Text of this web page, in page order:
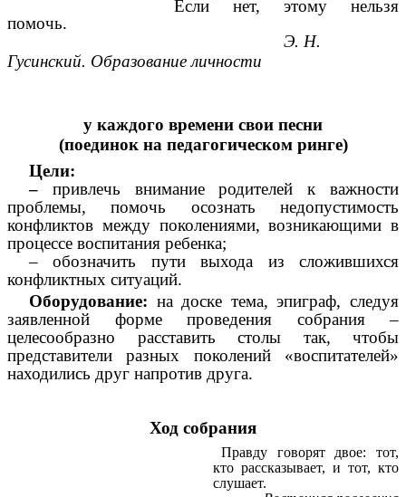
Если нет, этому нельзя
помочь.
Э. Н.
Гусинский. Образование личности
у каждого времени свои песни
(поединок на педагогическом ринге)
Цели:
– привлечь внимание родителей к важности
проблемы, помочь осознать недопустимость
конфликтов между поколениями, возникающими в
процессе воспитания ребенка;
– обозначить пути выхода из сложившихся
конфликтных ситуаций.
Оборудование: на доске тема, эпиграф, следуя
заявленной форме проведения собрания –
целесообразно расставить столы так, чтобы
представители разных поколений «воспитателей»
находились друг напротив друга.
Ход собрания
Правду говорят двое: тот,
кто рассказывает, и тот, кто
слушает.